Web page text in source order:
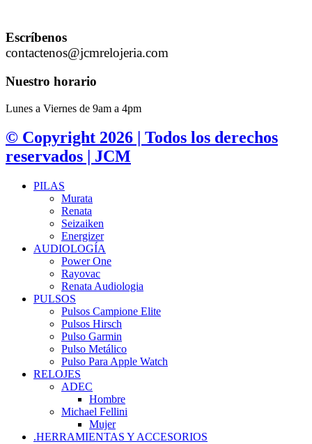
Escríbenos
contactenos@jcmrelojeria.com
Nuestro horario
Lunes a Viernes de 9am a 4pm
© Copyright 2026 | Todos los derechos
reservados | JCM
PILAS
Murata
Renata
Seizaiken
Energizer
AUDIOLOGÍA
Power One
Rayovac
Renata Audiologia
PULSOS
Pulsos Campione Elite
Pulsos Hirsch
Pulso Garmin
Pulso Metálico
Pulso Para Apple Watch
RELOJES
ADEC
Hombre
Michael Fellini
Mujer
.HERRAMIENTAS Y ACCESORIOS